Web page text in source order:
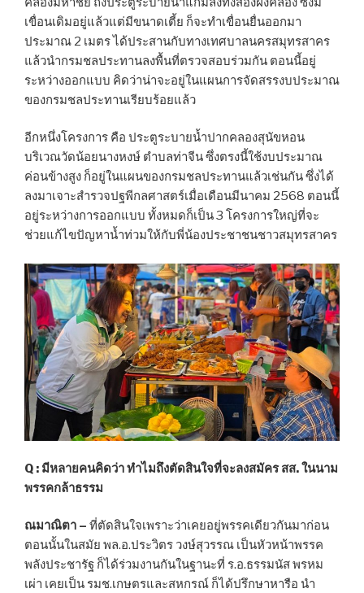
เขื่อนเดิมอยู่แล้วแต่มีขนาดเตี้ย ก็จะทำเขื่อนยื่นออกมา
ประมาณ 2 เมตร ได้ประสานกับทางเทศบาลนครสมุทรสาคร
แล้วนำกรมชลประทานลงพื้นที่ตรวจสอบร่วมกัน ตอนนี้อยู่
ระหว่างออกแบบ คิดว่าน่าจะอยู่ในแผนการจัดสรรงบประมาณ
ของกรมชลประทานเรียบร้อยแล้ว
อีกหนึ่งโครงการ คือ ประตูระบายน้ำปากคลองสุนัขหอน
บริเวณวัดน้อยนางหงษ์ ตำบลท่าจีน ซึ่งตรงนี้ใช้งบประมาณ
ค่อนข้างสูง ก็อยู่ในแผนของกรมชลประทานแล้วเช่นกัน ซึ่งได้
ลงมาเจาะสำรวจปฐพีกลศาสตร์เมื่อเดือนมีนาคม 2568 ตอนนี้
อยู่ระหว่างการออกแบบ ทั้งหมดก็เป็น 3 โครงการใหญ่ที่จะ
ช่วยแก้ไขปัญหาน้ำท่วมให้กับพี่น้องประชาชนชาวสมุทรสาคร
Q : มีหลายคนคิดว่า ทำไมถึงตัดสินใจที่จะลงสมัคร สส. ในนาม
พรรคกล้าธรรม
ณมาณิตา – ที่ตัดสินใจเพราะว่าเคยอยู่พรรคเดียวกันมาก่อน
ตอนนั้นในสมัย พล.อ.ประวิตร วงษ์สุวรรณ เป็นหัวหน้าพรรค
พลังประชารัฐ ก็ได้ร่วมงานกันในฐานะที่ ร.อ.ธรรมนัส พรหม
เผ่า เคยเป็น รมช.เกษตรและสหกรณ์ ก็ได้ปรึกษาหารือ นำ